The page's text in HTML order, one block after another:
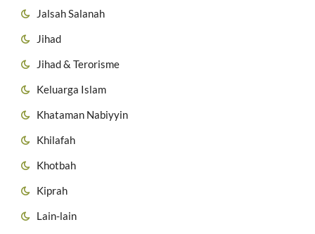
Jalsah Salanah
Jihad
Jihad & Terorisme
Keluarga Islam
Khataman Nabiyyin
Khilafah
Khotbah
Kiprah
Lain-lain